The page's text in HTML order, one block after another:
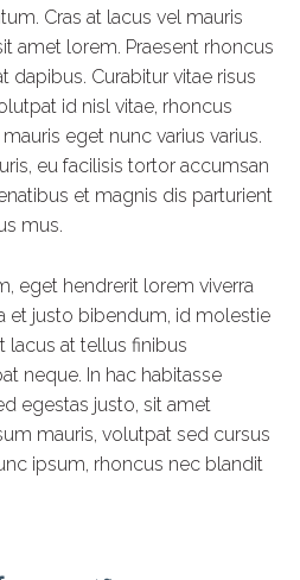
Cras at lacus vel mauris
amet lorem. Praesent rhoncus
dapibus. Curabitur vitae risus
id nisl vitae, rhoncus
eget nunc varius varius.
eu facilisis tortor accumsan
et magnis dis parturient
mus.
eget hendrerit lorem viverra
et justo bibendum, id molestie
lacus at tellus finibus
neque. In hac habitasse
egestas justo, sit amet
mauris, volutpat sed cursus
ipsum, rhoncus nec blandit